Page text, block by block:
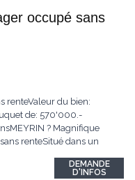
occupé sans
renteValeur du bien:
de: 570'000.-
? Magnifique
renteSitué dans un
à proximité immédiate
DEMANDE
D'INFOS